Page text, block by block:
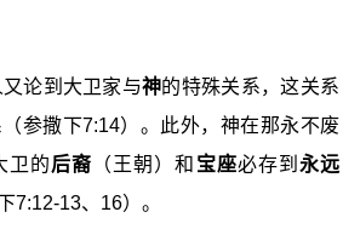
论到大卫家与神的特殊关系，这关系
参撒下7:14）。此外，神在那永不废
卫的后裔 （王朝）和 宝座必存到 永远
7:12-13、16）。